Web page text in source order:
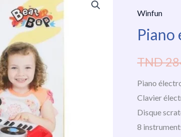
Winfun
TND
Piano
Clavier
Disque
8
de
électronique
micro
Winfun